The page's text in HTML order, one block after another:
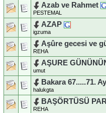
Azab ve Rahmet
PESTEMAL
AZAP
igzuma
Aşûre gecesi ve
REHA
AŞURE
umut
Bakara 67.....71.
halukgta
BAŞÖRTÜSÜ
REHA